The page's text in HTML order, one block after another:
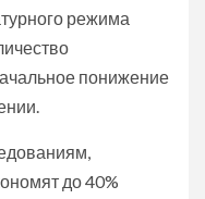
режима
понижение
до 40%